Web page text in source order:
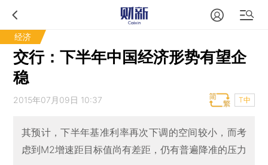
经济
交行：下半年中国经济形势有望企
稳
2015年07月09日 10:37 T中
其预计，下半年基准利率再次下调的空间较小，而考
虑到M2增速距目标值尚有差距，仍有普遍降准的压力